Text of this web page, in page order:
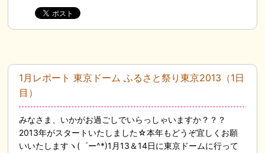
1月レポート 東京ドーム ふるさと祭り東京2013（1日
目）
みなさま、いかがお過ごしでいらっしゃいますか？？？
2013年がスタートいたしました☆本年もどうぞ宜しくお願
いいたしますヽ(゜ー^*)1月13＆14日に東京ドームに行って